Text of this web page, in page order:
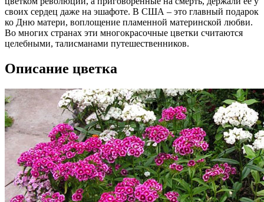
своих сердец даже на эшафоте. В США – это главный подарок
ко Дню матери, воплощение пламенной материнской любви.
Во многих странах эти многокрасочные цветки считаются
целебными, талисманами путешественников.
Описание цветка